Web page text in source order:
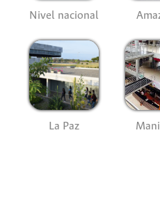
Nivel nacional
La Paz